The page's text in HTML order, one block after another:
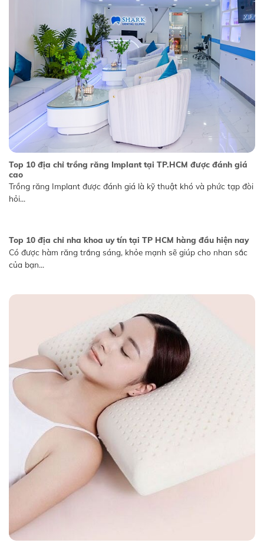
Top 10 địa chỉ trồng răng Implant tại TP.HCM được đánh giá
cao
Trồng răng Implant được đánh giá là kỹ thuật khó và phức tạp đòi
hỏi...
Top 10 địa chỉ nha khoa uy tín tại TP HCM hàng đầu hiện nay
Có được hàm răng trắng sáng, khỏe mạnh sẽ giúp cho nhan sắc
của bạn...